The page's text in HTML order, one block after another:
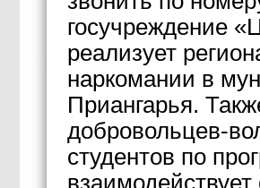
госучреждение
реализует
наркомании в
Приангарья.
добровольцев-
студентов по